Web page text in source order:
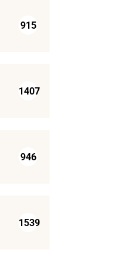
915
1407
946
1539